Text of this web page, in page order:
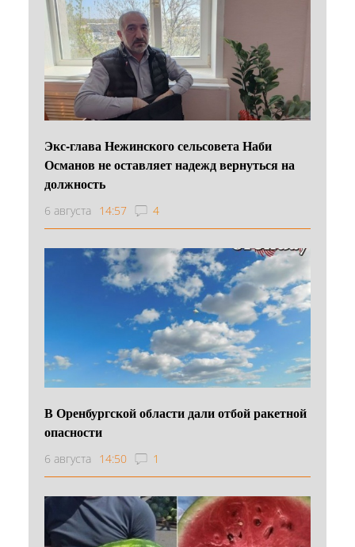
Экс-глава Нежинского сельсовета Наби
Османов не оставляет надежд вернуться на
должность
6 августа 14:57 4
В Оренбургской области дали отбой ракетной
опасности
6 августа 14:50 1